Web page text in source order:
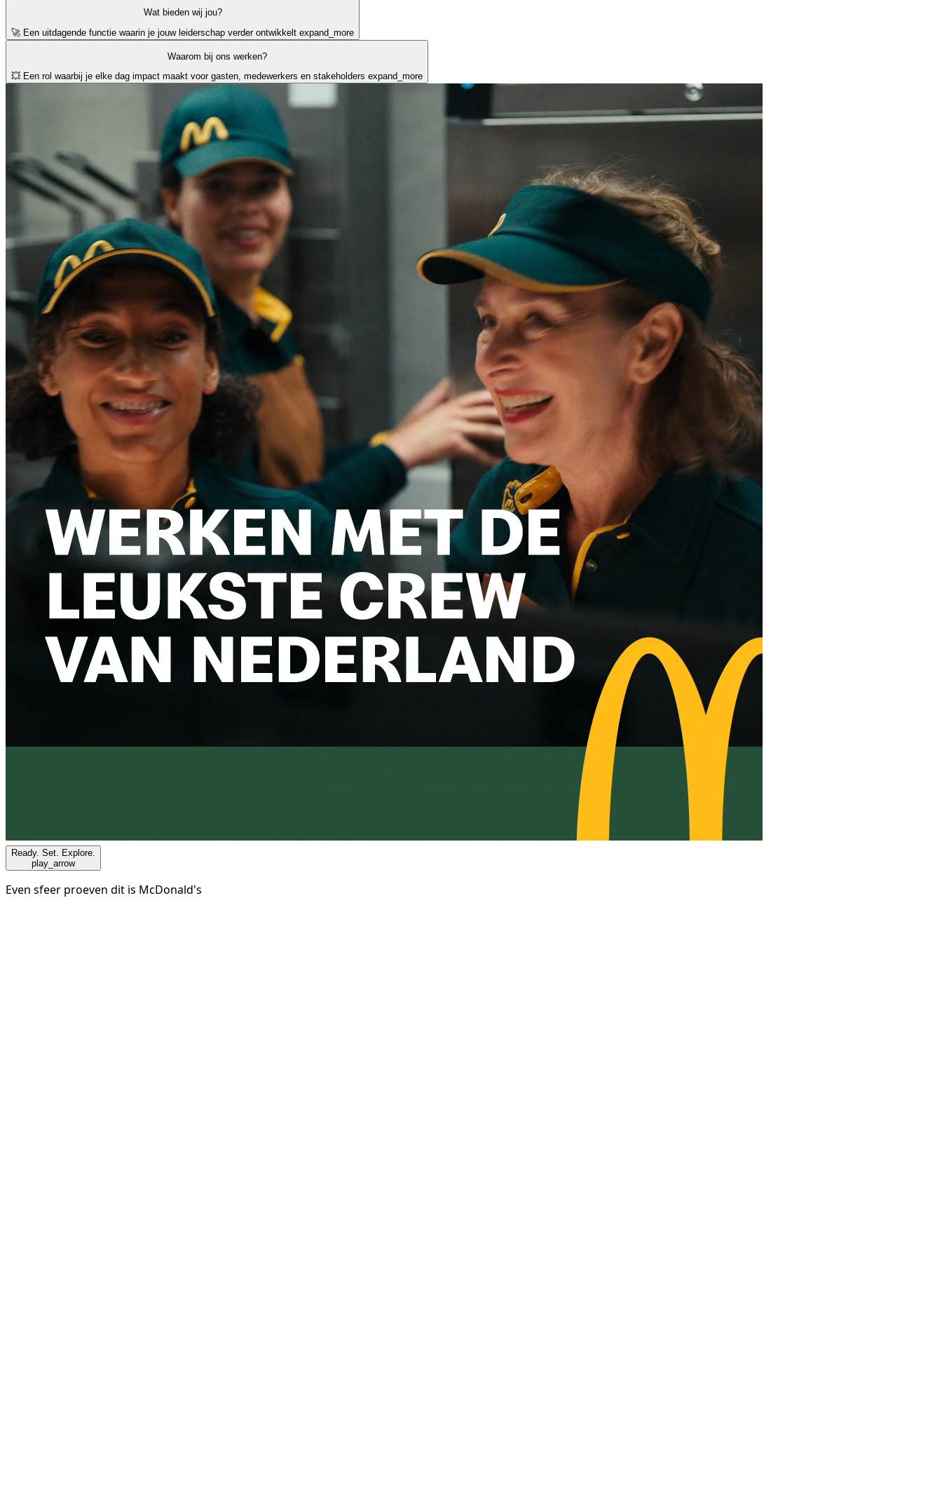
Wat bieden wij jou?
🚀 Een uitdagende functie waarin je jouw leiderschap verder ontwikkelt expand_more
Waarom bij ons werken?
💥 Een rol waarbij je elke dag impact maakt voor gasten, medewerkers en stakeholders expand_more
Ready. Set. Explore.
play_arrow
Even sfeer proeven dit is McDonald's